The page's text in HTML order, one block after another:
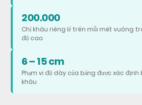
nào?
Cách
chọn
chất
200.000
Chỉ khâu riêng lẻ trên mỗi mét vuông
độ cao
6 – 15 cm
Phạm vi độ dày của bảng được xác
khâu